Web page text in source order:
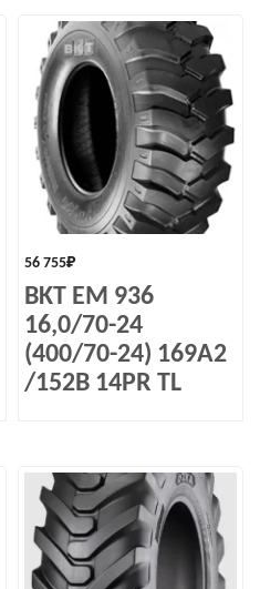
56 755₽
BKT EM 936
16,0/70-24
(400/70-24) 169A2
/152B 14PR TL